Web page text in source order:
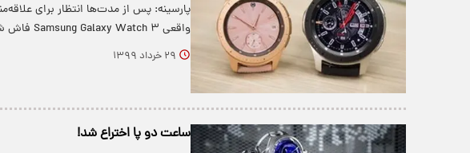
پارسینه: پس از مدت‌ها انتظار برای
واقعی Samsung Galaxy Watch ۳ فاش شد.
۲۹ خرداد ۱۳۹۹
ساعت دو پا اختراع شد!